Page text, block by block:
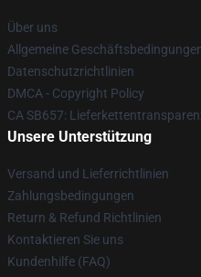
Über uns
Allgemeine
Datenschutzrichtlinien
DMCA - Copyright Policy
CA SB657:
Unsere Unterstützung
Versand und Lieferrichtlinien
Zahlungsbedingungen
Return & Refund Richtlinien
Kontaktieren Sie uns
Kundenhilfe (FAQ)